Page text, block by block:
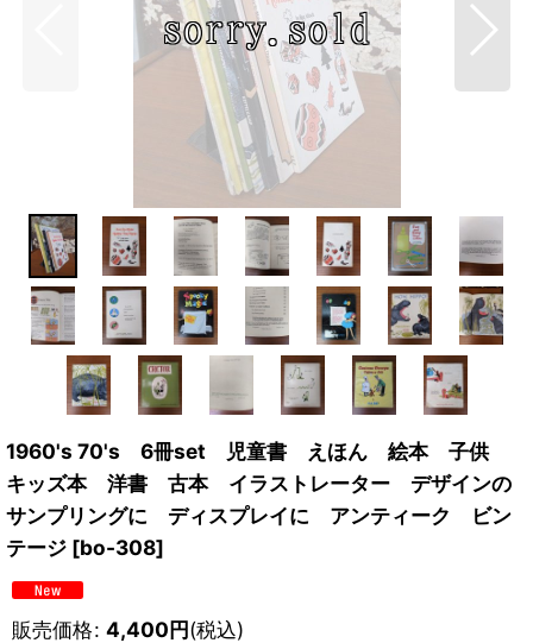
1960's 70's 6冊set 児童書 えほん 絵本 子供
キッズ本 洋書 古本 イラストレーター デザインの
サンプリングに ディスプレイに アンティーク ビン
テージ [bo-308]
販売価格: 4,400円(税込)